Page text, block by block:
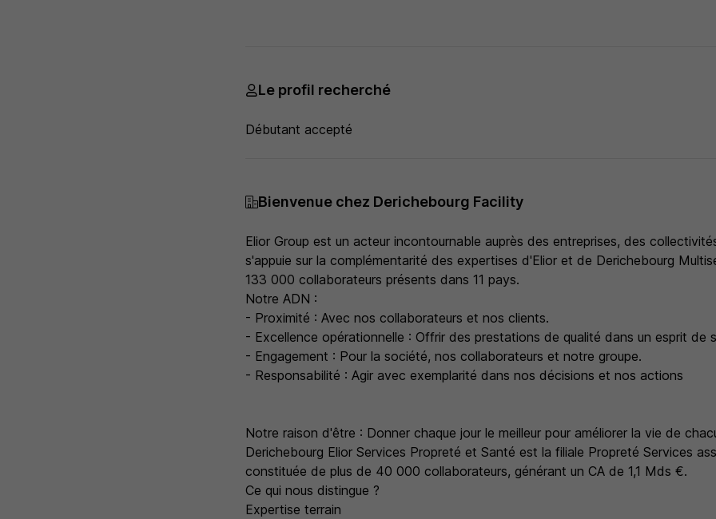
Le profil recherché
Débutant accepté
Bienvenue chez Derichebourg Facility
Elior Group est un acteur incontournable auprès des entreprises, des
s'appuie sur la complémentarité des expertises d'Elior et de Derichebourg
133 000 collaborateurs présents dans 11 pays.
Notre ADN :
- Proximité : Avec nos collaborateurs et nos clients.
- Excellence opérationnelle : Offrir des prestations de qualité dans un esprit de
- Engagement : Pour la société, nos collaborateurs et notre groupe.
- Responsabilité : Agir avec exemplarité dans nos décisions et nos actions
Notre raison d'être : Donner chaque jour le meilleur pour améliorer la vie de
Derichebourg Elior Services Propreté et Santé est la filiale Propreté Services
constituée de plus de 40 000 collaborateurs, générant un CA de 1,1 Mds €.
Ce qui nous distingue ?
Expertise terrain